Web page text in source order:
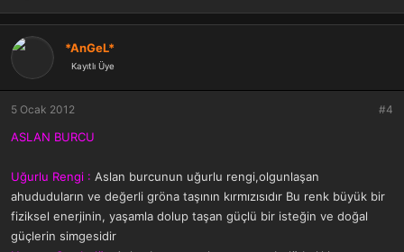
*AnGeL*
Kayıtlı Üye
5 Ocak 2012 #4
ASLAN BURCU
Uğurlu Rengi : Aslan burcunun uğurlu rengi,olgunlaşan
ahududuların ve değerli gröna taşının kırmızısıdır Bu renk büyük bir
fiziksel enerjinin, yaşamla dolup taşan güçlü bir isteğin ve doğal
güçlerin simgesidir